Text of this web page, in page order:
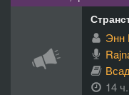
Энн
14